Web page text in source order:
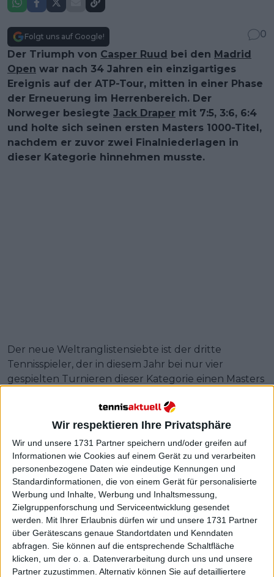
Wir respektieren Ihre Privatsphäre
Wir und unsere 1731 Partner speichern und/oder greifen auf
Informationen wie Cookies auf einem Gerät zu und verarbeiten
personenbezogene Daten wie eindeutige Kennungen und
Standardinformationen, die von einem Gerät für personalisierte
Werbung und Inhalte, Werbung und Inhaltsmessung,
Zielgruppenforschung und Serviceentwicklung gesendet
werden.
Mit Ihrer Erlaubnis dürfen wir und unsere 1731 Partner
über Gerätescans genaue Standortdaten und Kenndaten
abfragen. Sie können auf die entsprechende Schaltfläche
klicken, um der o. a. Datenverarbeitung durch uns und unsere
Partner zuzustimmen. Alternativ können Sie auf detailliertere
Folgt uns auf Google!
0
Der Triumph von Casper Ruud bei den Madrid
Open war nach 34 Jahren ein einzigartiges
Ereignis auf der ATP-Tour, mitten in einer Phase
der Erneuerung im Herrenbereich. Der
Norweger besiegte Jack Draper mit 7:5, 3:6, 6:4
und holte sich seinen ersten Masters 1000-Titel,
nachdem er zuvor zwei Finalniederlagen in
dieser Kategorie hinnehmen musste.
Der neue Weltranglistensiebte ist der dritte
Tennisspieler, der in diesem Jahr bei nur vier
gespielten Turnieren dieser Kategorie einen Masters
den Erfolgen von Draper selbst inIndian Wells
Jakub Mensikbei denMiami Openan. Der einzige
Champion in diesem Jahr, der bereits Titel in dieser
Kategorie hatte, war Carlos Alcaraz, der beim Masters
in Monte-Carlo seinen sechsten Masters-1000-Titel
holte.
Weiterlesen
Casper Ruud trotzt dem Sturm
von Jack Draper und gewinnt
souverän die Madrid Open